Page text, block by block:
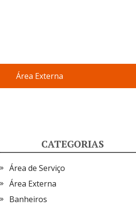
Área Externa
CATEGORIAS
Área de Serviço
Área Externa
Banheiros